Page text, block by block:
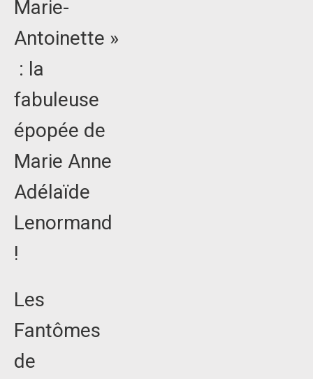
Marie-
Antoinette »
: la
fabuleuse
épopée de
Marie Anne
Adélaïde
Lenormand
!
Les
Fantômes
de